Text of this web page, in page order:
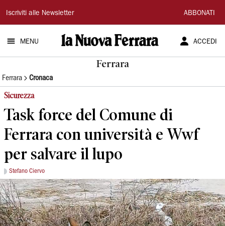
La
Nuova
Ferrara
Iscriviti alle Newsletter ABBONATI
MENU ACCEDI
Ferrara
Ferrara Cronaca
Sicurezza
Task force del Comune di
Ferrara con università e Wwf
per salvare il lupo
Stefano Ciervo